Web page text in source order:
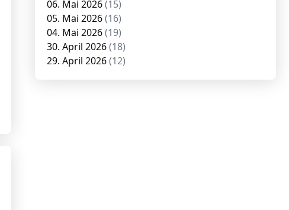
06. Mai 2026(15)
05. Mai 2026(16)
04. Mai 2026(19)
30. April 2026(18)
29. April 2026(12)